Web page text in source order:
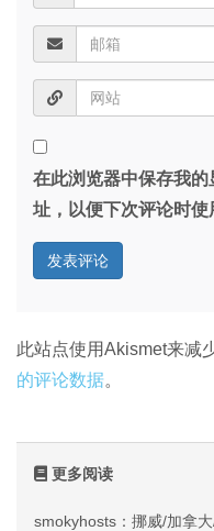
在此浏览器中保存我
址，以便下次评论时使
此站点使用Akismet来减
的评论数据。
更多阅读
smokyhosts：挪威/加拿